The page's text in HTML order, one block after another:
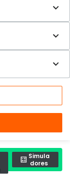
Simula
dores